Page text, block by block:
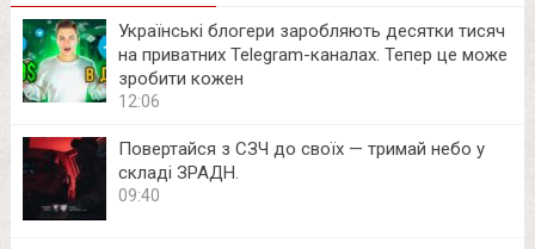
Українські блогери заробляють десятки тисяч
на приватних Telegram-каналах. Тепер це може
зробити кожен
12:06
Повертайся з СЗЧ до своїх — тримай небо у
складі ЗРАДН.
09:40